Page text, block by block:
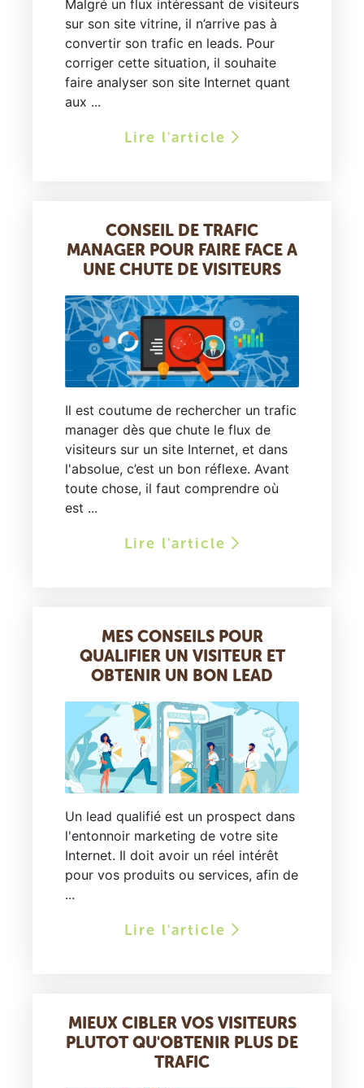
Malgré un flux intéressant de visiteurs
sur son site vitrine, il n’arrive pas à
convertir son trafic en leads. Pour
corriger cette situation, il souhaite
faire analyser son site Internet quant
aux ...
Lire l'article
CONSEIL DE TRAFIC
MANAGER POUR FAIRE FACE A
UNE CHUTE DE VISITEURS
Il est coutume de rechercher un trafic
manager dès que chute le flux de
visiteurs sur un site Internet, et dans
l'absolue, c’est un bon réflexe. Avant
toute chose, il faut comprendre où
est ...
Lire l'article
MES CONSEILS POUR
QUALIFIER UN VISITEUR ET
OBTENIR UN BON LEAD
Un lead qualifié est un prospect dans
l'entonnoir marketing de votre site
Internet. Il doit avoir un réel intérêt
pour vos produits ou services, afin de
...
Lire l'article
MIEUX CIBLER VOS VISITEURS
PLUTOT QU'OBTENIR PLUS DE
TRAFIC